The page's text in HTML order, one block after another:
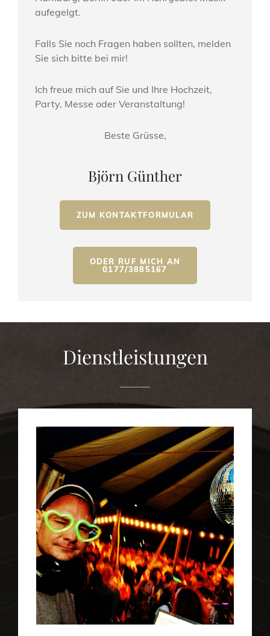
aufegelgt.
Falls Sie noch Fragen haben sollten, melden
Sie sich bitte bei mir!
Ich freue mich auf Sie und Ihre Hochzeit,
Party, Messe oder Veranstaltung!
Beste Grüsse,
Björn Günther
ZUM KONTAKTFORMULAR
ODER RUF MICH AN
0177/3885167
Dienstleistungen